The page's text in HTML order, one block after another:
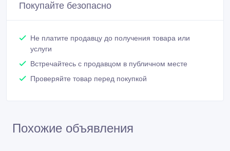
Покупайте безопасно
Не платите продавцу до получения товара или
услуги
Встречайтесь с продавцом в публичном месте
Проверяйте товар перед покупкой
Похожие объявления